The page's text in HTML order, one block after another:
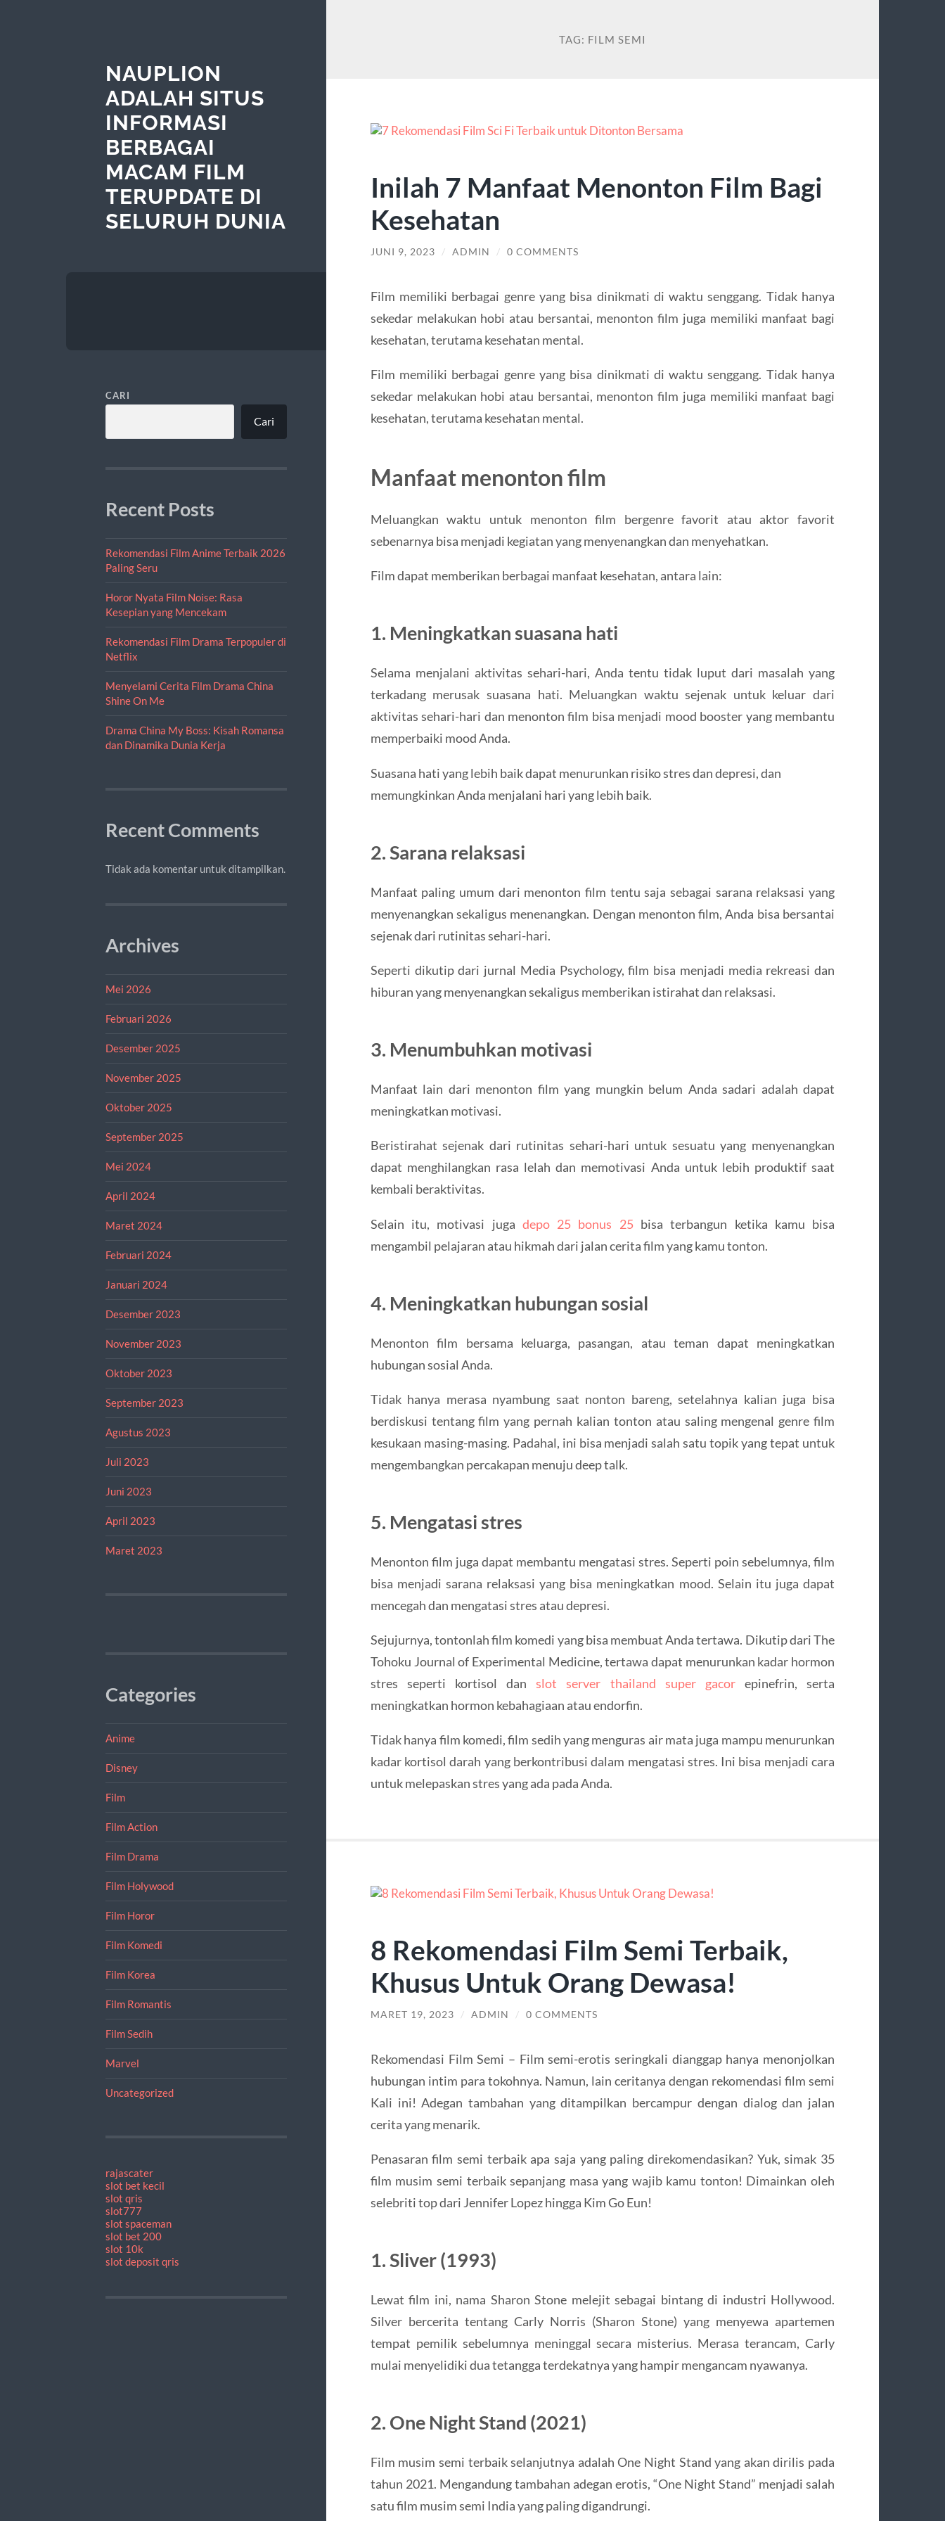
NAUPLION
ADALAH SITUS
INFORMASI
BERBAGAI
MACAM FILM
TERUPDATE DI
SELURUH DUNIA
CARI
Cari
Recent Posts
Rekomendasi Film Anime Terbaik 2026
Paling Seru
Horor Nyata Film Noise: Rasa
Kesepian yang Mencekam
Rekomendasi Film Drama Terpopuler di
Netflix
Menyelami Cerita Film Drama China
Shine On Me
Drama China My Boss: Kisah Romansa
dan Dinamika Dunia Kerja
Recent Comments
Tidak ada komentar untuk ditampilkan.
Archives
Mei 2026
Februari 2026
Desember 2025
November 2025
Oktober 2025
September 2025
Mei 2024
April 2024
Maret 2024
Februari 2024
Januari 2024
Desember 2023
November 2023
Oktober 2023
September 2023
Agustus 2023
Juli 2023
Juni 2023
April 2023
Maret 2023
Categories
Anime
Disney
Film
Film Action
Film Drama
Film Holywood
Film Horor
Film Komedi
Film Korea
Film Romantis
Film Sedih
Marvel
Uncategorized
rajascater
slot bet kecil
slot qris
slot777
slot spaceman
slot bet 200
slot 10k
slot deposit qris
TAG: FILM SEMI
Inilah 7 Manfaat Menonton Film Bagi
Kesehatan
JUNI 9, 2023 / ADMIN / 0 COMMENTS
Film memiliki berbagai genre yang bisa dinikmati di waktu senggang. Tidak hanya
sekedar melakukan hobi atau bersantai, menonton film juga memiliki manfaat bagi
kesehatan, terutama kesehatan mental.
Film memiliki berbagai genre yang bisa dinikmati di waktu senggang. Tidak hanya
sekedar melakukan hobi atau bersantai, menonton film juga memiliki manfaat bagi
kesehatan, terutama kesehatan mental.
Manfaat menonton film
Meluangkan waktu untuk menonton film bergenre favorit atau aktor favorit
sebenarnya bisa menjadi kegiatan yang menyenangkan dan menyehatkan.
Film dapat memberikan berbagai manfaat kesehatan, antara lain:
1. Meningkatkan suasana hati
Selama menjalani aktivitas sehari-hari, Anda tentu tidak luput dari masalah yang
terkadang merusak suasana hati. Meluangkan waktu sejenak untuk keluar dari
aktivitas sehari-hari dan menonton film bisa menjadi mood booster yang membantu
memperbaiki mood Anda.
Suasana hati yang lebih baik dapat menurunkan risiko stres dan depresi, dan
memungkinkan Anda menjalani hari yang lebih baik.
2. Sarana relaksasi
Manfaat paling umum dari menonton film tentu saja sebagai sarana relaksasi yang
menyenangkan sekaligus menenangkan. Dengan menonton film, Anda bisa bersantai
sejenak dari rutinitas sehari-hari.
Seperti dikutip dari jurnal Media Psychology, film bisa menjadi media rekreasi dan
hiburan yang menyenangkan sekaligus memberikan istirahat dan relaksasi.
3. Menumbuhkan motivasi
Manfaat lain dari menonton film yang mungkin belum Anda sadari adalah dapat
meningkatkan motivasi.
Beristirahat sejenak dari rutinitas sehari-hari untuk sesuatu yang menyenangkan
dapat menghilangkan rasa lelah dan memotivasi Anda untuk lebih produktif saat
kembali beraktivitas.
Selain itu, motivasi juga depo 25 bonus 25bisa terbangun ketika kamu bisa
mengambil pelajaran atau hikmah dari jalan cerita film yang kamu tonton.
4. Meningkatkan hubungan sosial
Menonton film bersama keluarga, pasangan, atau teman dapat meningkatkan
hubungan sosial Anda.
Tidak hanya merasa nyambung saat nonton bareng, setelahnya kalian juga bisa
berdiskusi tentang film yang pernah kalian tonton atau saling mengenal genre film
kesukaan masing-masing. Padahal, ini bisa menjadi salah satu topik yang tepat untuk
mengembangkan percakapan menuju deep talk.
5. Mengatasi stres
Menonton film juga dapat membantu mengatasi stres. Seperti poin sebelumnya, film
bisa menjadi sarana relaksasi yang bisa meningkatkan mood. Selain itu juga dapat
mencegah dan mengatasi stres atau depresi.
Sejujurnya, tontonlah film komedi yang bisa membuat Anda tertawa. Dikutip dari The
Tohoku Journal of Experimental Medicine, tertawa dapat menurunkan kadar hormon
stres seperti kortisol danslot server thailand super gacorepinefrin, serta
meningkatkan hormon kebahagiaan atau endorfin.
Tidak hanya film komedi, film sedih yang menguras air mata juga mampu menurunkan
kadar kortisol darah yang berkontribusi dalam mengatasi stres. Ini bisa menjadi cara
untuk melepaskan stres yang ada pada Anda.
8 Rekomendasi Film Semi Terbaik,
Khusus Untuk Orang Dewasa!
MARET 19, 2023 / ADMIN / 0 COMMENTS
Rekomendasi Film Semi – Film semi-erotis seringkali dianggap hanya menonjolkan
hubungan intim para tokohnya. Namun, lain ceritanya dengan rekomendasi film semi
Kali ini! Adegan tambahan yang ditampilkan bercampur dengan dialog dan jalan
cerita yang menarik.
Penasaran film semi terbaik apa saja yang paling direkomendasikan? Yuk, simak 35
film musim semi terbaik sepanjang masa yang wajib kamu tonton! Dimainkan oleh
selebriti top dari Jennifer Lopez hingga Kim Go Eun!
1. Sliver (1993)
Lewat film ini, nama Sharon Stone melejit sebagai bintang di industri Hollywood.
Silver bercerita tentang Carly Norris (Sharon Stone) yang menyewa apartemen
tempat pemilik sebelumnya meninggal secara misterius. Merasa terancam, Carly
mulai menyelidiki dua tetangga terdekatnya yang hampir mengancam nyawanya.
2. One Night Stand (2021)
Film musim semi terbaik selanjutnya adalah One Night Stand yang akan dirilis pada
tahun 2021. Mengandung tambahan adegan erotis, “One Night Stand” menjadi salah
satu film musim semi India yang paling digandrungi.